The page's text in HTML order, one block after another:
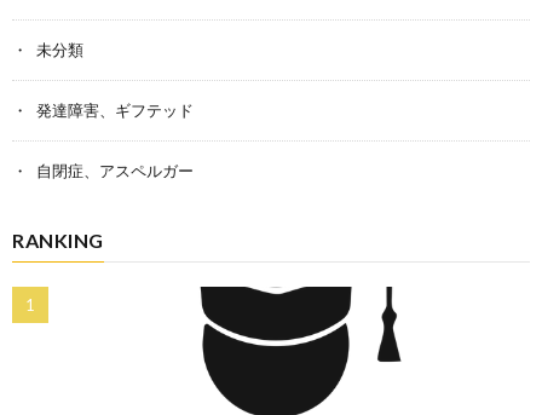
未分類
発達障害、ギフテッド
自閉症、アスペルガー
RANKING